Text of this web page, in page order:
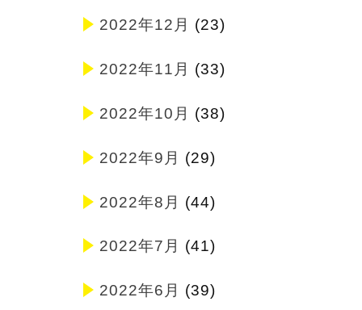
2022年12月 (23)
2022年11月 (33)
2022年10月 (38)
2022年9月 (29)
2022年8月 (44)
2022年7月 (41)
2022年6月 (39)